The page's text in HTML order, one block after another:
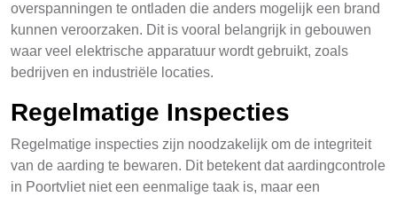
overspanningen te ontladen die anders mogelijk een brand
kunnen veroorzaken. Dit is vooral belangrijk in gebouwen
waar veel elektrische apparatuur wordt gebruikt, zoals
bedrijven en industriële locaties.
Regelmatige Inspecties
Regelmatige inspecties zijn noodzakelijk om de integriteit
van de aarding te bewaren. Dit betekent dat aardingcontrole
in Poortvliet niet een eenmalige taak is, maar een